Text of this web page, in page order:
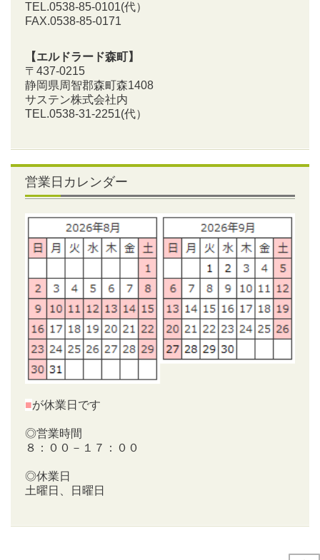
TEL.0538-85-0101(代）
FAX.0538-85-0171
【エルドラード森町】
〒437-0215
静岡県周智郡森町森1408
サステン株式会社内
TEL.0538-31-2251(代）
営業日カレンダー
■が休業日です
◎営業時間
８：００－１７：００
◎休業日
土曜日、日曜日